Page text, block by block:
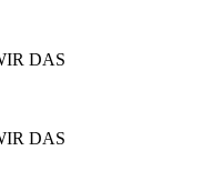
DAS
DAS